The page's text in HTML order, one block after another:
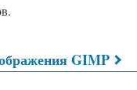
GIMP